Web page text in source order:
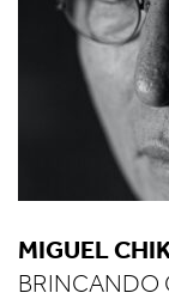
MIGUEL
BRINCANDO